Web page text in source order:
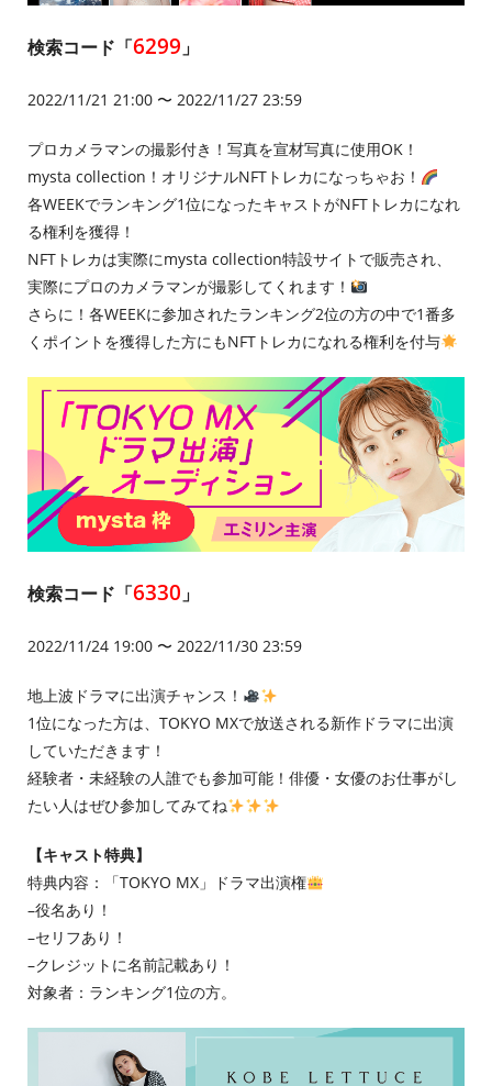
検索コード「6299 」
2022/11/21 21:00 〜 2022/11/27 23:59
プロカメラマンの撮影付き！写真を宣材写真に使用OK！
mysta collection！オリジナルNFTトレカになっちゃお！
各WEEKでランキング1位になったキャストがNFTトレカになれ
る権利を獲得！
NFTトレカは実際にmysta collection特設サイトで販売され、
実際にプロのカメラマンが撮影してくれます！
さらに！各WEEKに参加されたランキング2位の方の中で1番多
くポイントを獲得した方にもNFTトレカになれる権利を付与
検索コード「6330」
2022/11/24 19:00 〜 2022/11/30 23:59
地上波ドラマに出演チャンス！
1位になった方は、TOKYO MXで放送される新作ドラマに出演
していただきます！
経験者・未経験の人誰でも参加可能！俳優・女優のお仕事がし
たい人はぜひ参加してみてね
【キャスト特典】
特典内容：「TOKYO MX」ドラマ出演権
–役名あり！
–セリフあり！
–クレジットに名前記載あり！
対象者：ランキング1位の方。